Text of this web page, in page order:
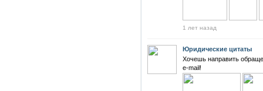
1 лет назад
Юридические цитаты
Хочешь направить
е-mail!